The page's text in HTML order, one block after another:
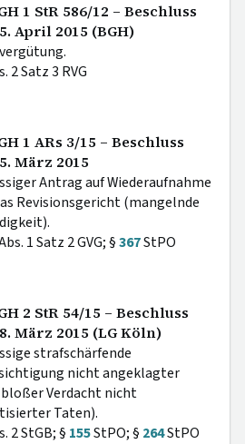
1 StR 586/12 – Beschluss
April 2015 (BGH)
2 Satz 3 RVG
1 ARs 3/15 – Beschluss
März 2015
Antrag auf Wiederaufnahme
Revisionsgericht (mangelnde
1 Satz 2 GVG; §367StPO
2 StR 54/15 – Beschluss
März 2015 (LG Köln)
strafschärfende
nicht angeklagter
Verdacht nicht
Taten).
2 StGB; § 155StPO; § 264StPO